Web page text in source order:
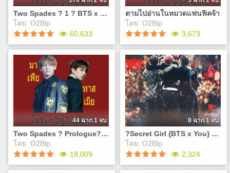
เมียเช่นกัน" T-T ชีวิตมันเศร้า
❤`•.¸¸.•❤`•.¸¸.• ช่องทางติดต่อ
และทวงฟิคกับไรท์ Twitter :
@sinBluePrincess Mail :
sinblueprincess@gmail.com
Facebook :
https://www.facebook.com/groups/402309293623614/
❤`•.¸¸.•❤`•.¸¸.•
เมียเช่นกัน" T-T ชีวิตมันเศร้า
❤`•.¸¸.•❤`•.¸¸.• ช่องทางติดต่อ
และทวงฟิคกับไรท์ Twitter :
@sinBluePrincess Mail :
sinblueprincess@gmail.com
Facebook :
https://www.facebook.com/
❤`•.¸¸.•❤`•.¸¸.•
Two Spades ? 1 ? BTS x You ? #มาเฟียทาสเมีย
โดย O2Blp
60,633
Two Spades ? 1 ? BTS x
You ? #มาเฟียทาสเมีย
เจอ'มาเฟีย'ก็เหมือนความ
ตายอยู่ตรงหน้า แต่บางคนอาจ
เคยได้ยินคำพูดที่ว่า"เหนือจอม
ยุทธยังมีมนุษย์เมีย" แต่ผมเป็น
มาเฟีย "เหนือมาเฟียยังมีมนุษย์
เมียเช่นกัน" T-T ชีวิตมันเศร้า
?`?.??.??`?.??.? ช่องทาง
ติดต่อและทวงฟิคกับไรท์
Twitter : @sinBluePrincess
Mail :
ตามไปอ่านในหมวดแฟนฟิคจ้า
โดย O2Blp
3,673
ตามไปอ่านในหมวดแฟนฟิค
จ้า
เจอ'มาเฟีย'ก็เหมือนความ
ตายอยู่ตรงหน้า แต่บางคนอาจ
เคยได้ยินคำพูดที่ว่า"เหนือจอม
ยุทธยังมีมนุษย์เมีย" แต่ผมเป็น
มาเฟีย "เหนือมาเฟียยังมีมนุษย์
เมียเช่นกัน" T-T ชีวิตมันเศร้า
❤`•.¸¸.•❤`•.¸¸.• ช่องทางติดต่อ
และทวงฟิคกับไรท์ Twitter :
@sinBluePrincess Mail :
sinblueprincess@gmail.com
Two Spades ? Prologue?แนะนำมาเฟีย ? BTS x You ? #มาเฟียทาสเมีย
โดย O2Blp
44 ฉาก 1 จบ
18,009
?Secret Girl {BTS x You} แจกของวันคอน + ลงตอนSP + E - Book
โดย O2Blp
8 ฉาก 1 จบ
2,324